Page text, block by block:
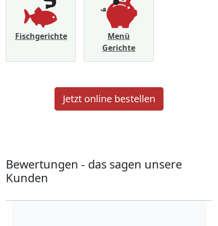
Fischgerichte
Menü
Gerichte
Jetzt online bestellen
Bewertungen - das sagen unsere
Kunden